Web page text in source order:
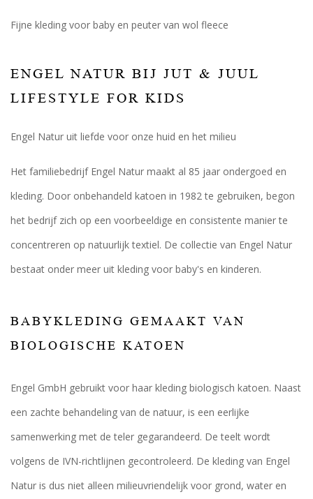
Fijne kleding voor baby en peuter van wol fleece
ENGEL NATUR BIJ JUT & JUUL
LIFESTYLE FOR KIDS
Engel Natur uit liefde voor onze huid en het milieu
Het familiebedrijf Engel Natur maakt al 85 jaar ondergoed en
kleding. Door onbehandeld katoen in 1982 te gebruiken, begon
het bedrijf zich op een voorbeeldige en consistente manier te
concentreren op natuurlijk textiel. De collectie van Engel Natur
bestaat onder meer uit kleding voor baby's en kinderen.
BABYKLEDING GEMAAKT VAN
BIOLOGISCHE KATOEN
Engel GmbH gebruikt voor haar kleding biologisch katoen. Naast
een zachte behandeling van de natuur, is een eerlijke
samenwerking met de teler gegarandeerd. De teelt wordt
volgens de IVN-richtlijnen gecontroleerd. De kleding van Engel
Natur is dus niet alleen milieuvriendelijk voor grond, water en